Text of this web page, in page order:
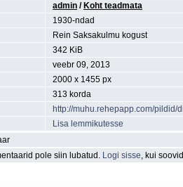
admin / Koht teadmata
1930-ndad
Rein Saksakulmu kogust
342 KiB
veebr 09, 2013
2000 x 1455 px
313 korda
http://muhu.rehepapp.com/
Lisa lemmikutesse
pole siin lubatud. Logi sisse, kui